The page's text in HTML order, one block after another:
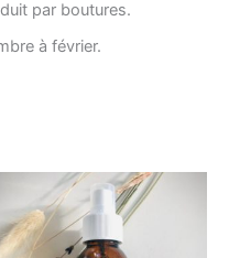
par boutures.
à février.